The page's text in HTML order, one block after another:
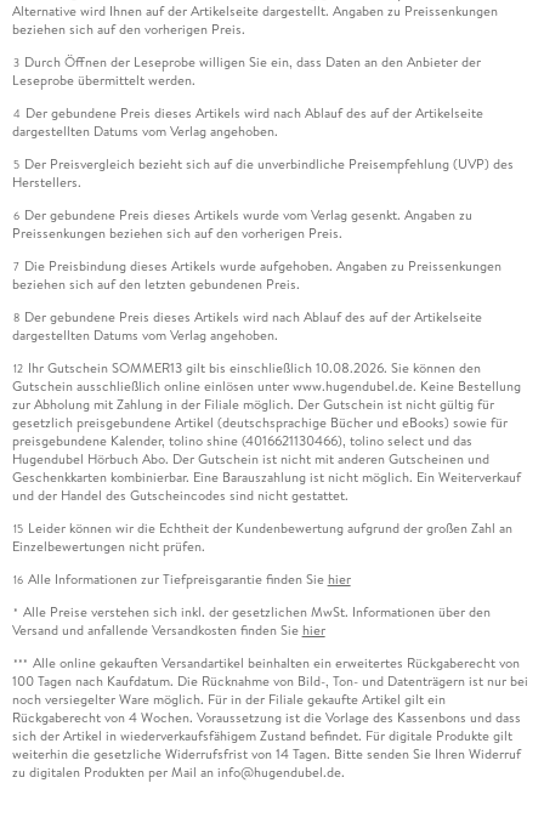
Alternative wird Ihnen auf der Artikelseite dargestellt. Angaben zu Preissenkungen
beziehen sich auf den vorherigen Preis.
3 Durch Öffnen der Leseprobe willigen Sie ein, dass Daten an den Anbieter der
Leseprobe übermittelt werden.
4 Der gebundene Preis dieses Artikels wird nach Ablauf des auf der Artikelseite
dargestellten Datums vom Verlag angehoben.
5 Der Preisvergleich bezieht sich auf die unverbindliche Preisempfehlung (UVP) des
Herstellers.
6 Der gebundene Preis dieses Artikels wurde vom Verlag gesenkt. Angaben zu
Preissenkungen beziehen sich auf den vorherigen Preis.
7 Die Preisbindung dieses Artikels wurde aufgehoben. Angaben zu Preissenkungen
beziehen sich auf den letzten gebundenen Preis.
8 Der gebundene Preis dieses Artikels wird nach Ablauf des auf der Artikelseite
dargestellten Datums vom Verlag angehoben.
12 Ihr Gutschein SOMMER13 gilt bis einschließlich 10.08.2026. Sie können den
Gutschein ausschließlich online einlösen unter www.hugendubel.de. Keine Bestellung
zur Abholung mit Zahlung in der Filiale möglich. Der Gutschein ist nicht gültig für
gesetzlich preisgebundene Artikel (deutschsprachige Bücher und eBooks) sowie für
preisgebundene Kalender, tolino shine (4016621130466), tolino select und das
Hugendubel Hörbuch Abo. Der Gutschein ist nicht mit anderen Gutscheinen und
Geschenkkarten kombinierbar. Eine Barauszahlung ist nicht möglich. Ein Weiterverkauf
und der Handel des Gutscheincodes sind nicht gestattet.
15 Leider können wir die Echtheit der Kundenbewertung aufgrund der großen Zahl an
Einzelbewertungen nicht prüfen.
16 Alle Informationen zur Tiefpreisgarantie finden Sie hier
* Alle Preise verstehen sich inkl. der gesetzlichen MwSt. Informationen über den
Versand und anfallende Versandkosten finden Sie hier
*** Alle online gekauften Versandartikel beinhalten ein erweitertes Rückgaberecht von
100 Tagen nach Kaufdatum. Die Rücknahme von Bild-, Ton- und Datenträgern ist nur bei
noch versiegelter Ware möglich. Für in der Filiale gekaufte Artikel gilt ein
Rückgaberecht von 4 Wochen. Voraussetzung ist die Vorlage des Kassenbons und dass
sich der Artikel in wiederverkaufsfähigem Zustand befindet. Für digitale Produkte gilt
weiterhin die gesetzliche Widerrufsfrist von 14 Tagen. Bitte senden Sie Ihren Widerruf
zu digitalen Produkten per Mail an info@hugendubel.de.